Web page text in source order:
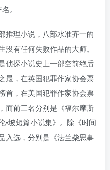
。
推理小说，八部水准齐一的
有任何失败作品的大师。
侦探小说史上一部空前绝后
最，在英国犯罪作家协会票
首，在美国犯罪作家协会票
而前三名分别是《福尔摩斯
•坡短篇小说集》。除《时间
入选，分别是《法兰柴思事